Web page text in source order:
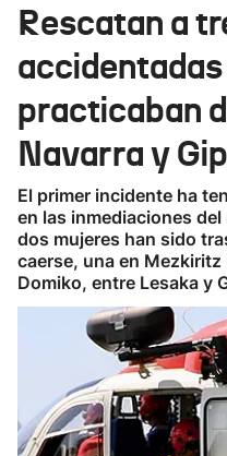
Rescatan a
practicaban
Navarra y
El primer incidente ha
en las inmediaciones
dos mujeres han sido
caerse, una en Mezkiritz
Domiko, entre Lesaka y